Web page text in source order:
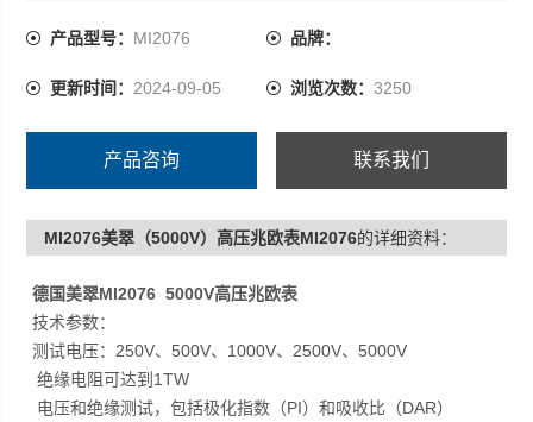
产品型号： MI2076 品牌：
更新时间： 2024-09-05 浏览次数： 3250
产品咨询 联系我们
MI2076美翠（5000V）高压兆欧表MI2076的详细资料：
德国美翠MI2076 5000V高压兆欧表
技术参数：
测试电压：250V、500V、1000V、2500V、5000V
绝缘电阻可达到1TW
电压和绝缘测试，包括极化指数（PI）和吸收比（DAR）